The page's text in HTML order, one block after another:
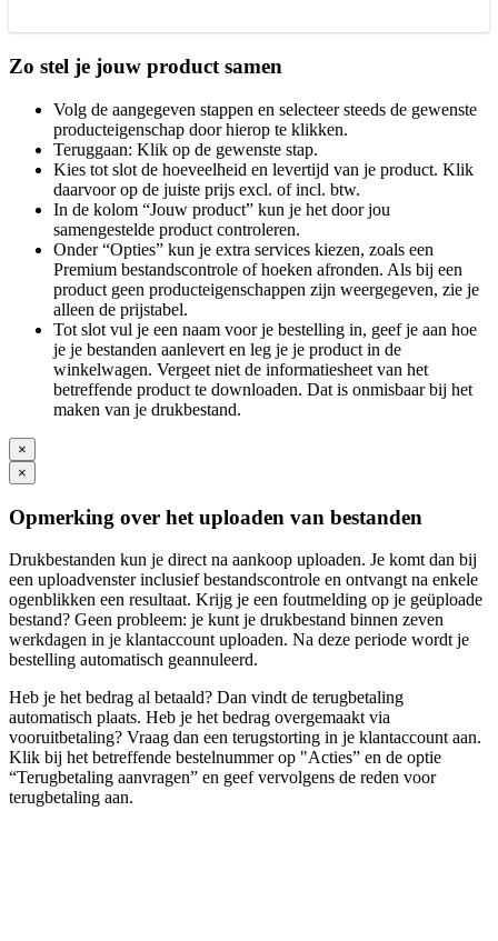
Zo stel je jouw product samen
Volg de aangegeven stappen en selecteer steeds de gewenste
producteigenschap door hierop te klikken.
Teruggaan: Klik op de gewenste stap.
Kies tot slot de hoeveelheid en levertijd van je product. Klik
daarvoor op de juiste prijs excl. of incl. btw.
In de kolom “Jouw product” kun je het door jou
samengestelde product controleren.
Onder “Opties” kun je extra services kiezen, zoals een
Premium bestandscontrole of hoeken afronden. Als bij een
product geen producteigenschappen zijn weergegeven, zie je
alleen de prijstabel.
Tot slot vul je een naam voor je bestelling in, geef je aan hoe
je je bestanden aanlevert en leg je je product in de
winkelwagen. Vergeet niet de informatiesheet van het
betreffende product te downloaden. Dat is onmisbaar bij het
maken van je drukbestand.
×
×
Opmerking over het uploaden van bestanden
Drukbestanden kun je direct na aankoop uploaden. Je komt dan bij
een uploadvenster inclusief bestandscontrole en ontvangt na enkele
ogenblikken een resultaat. Krijg je een foutmelding op je geüploade
bestand? Geen probleem: je kunt je drukbestand binnen zeven
werkdagen in je klantaccount uploaden. Na deze periode wordt je
bestelling automatisch geannuleerd.
Heb je het bedrag al betaald? Dan vindt de terugbetaling
automatisch plaats. Heb je het bedrag overgemaakt via
vooruitbetaling? Vraag dan een terugstorting in je klantaccount aan.
Klik bij het betreffende bestelnummer op "Acties” en de optie
“Terugbetaling aanvragen” en geef vervolgens de reden voor
terugbetaling aan.